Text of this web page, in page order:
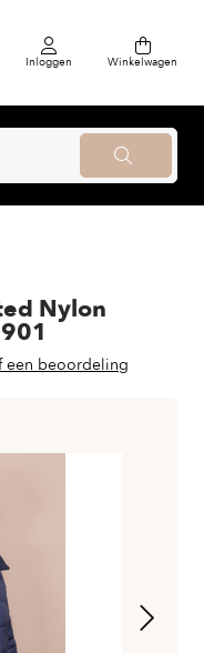
Inloggen Winkelwagen
Nylon
een beoordeling